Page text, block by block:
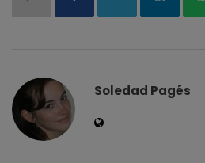
Soledad Pagés